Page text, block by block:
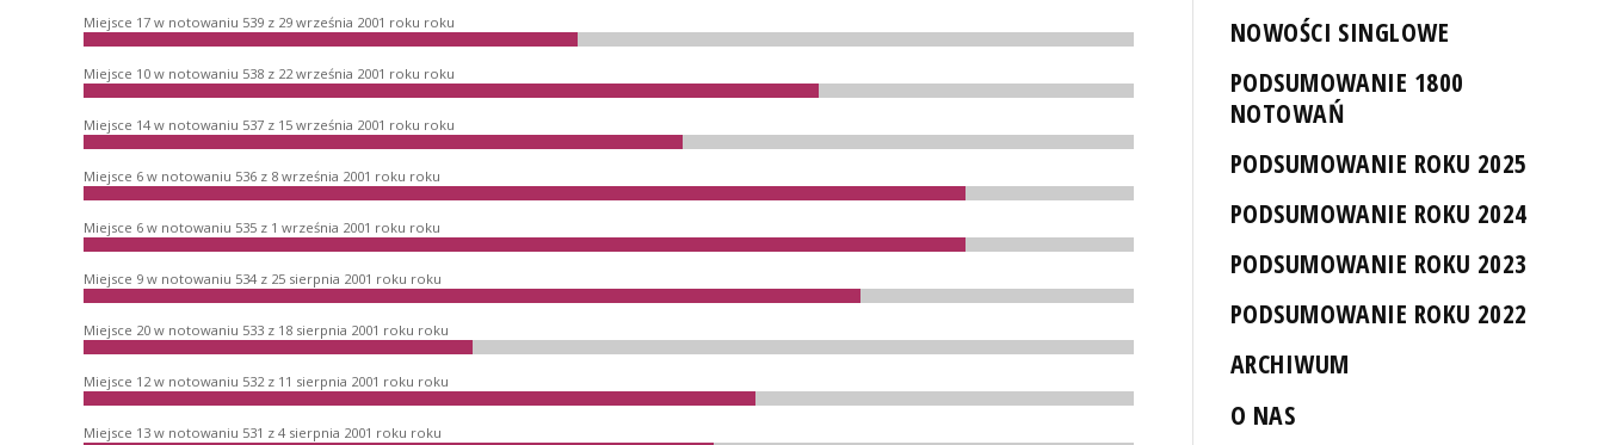
Miejsce 17 w notowaniu 539 z 29 września 2001 roku roku
Miejsce 10 w notowaniu 538 z 22 września 2001 roku roku
Miejsce 14 w notowaniu 537 z 15 września 2001 roku roku
Miejsce 6 w notowaniu 536 z 8 września 2001 roku roku
Miejsce 6 w notowaniu 535 z 1 września 2001 roku roku
Miejsce 9 w notowaniu 534 z 25 sierpnia 2001 roku roku
Miejsce 20 w notowaniu 533 z 18 sierpnia 2001 roku roku
Miejsce 12 w notowaniu 532 z 11 sierpnia 2001 roku roku
Miejsce 13 w notowaniu 531 z 4 sierpnia 2001 roku roku
NOWOŚCI SINGLOWE
PODSUMOWANIE 1800
NOTOWAŃ
PODSUMOWANIE ROKU 2025
PODSUMOWANIE ROKU 2024
PODSUMOWANIE ROKU 2023
PODSUMOWANIE ROKU 2022
ARCHIWUM
O NAS